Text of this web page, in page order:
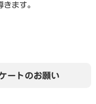
ます。
ートのお願い